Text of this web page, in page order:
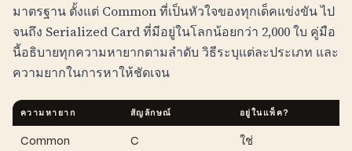
มาตรฐาน ตั้งแต่ Common ที่เป็นหัวใจของทุกเด็คแข่งขัน ไป
จนถึง Serialized Card ที่มีอยู่ในโลกน้อยกว่า 2,000 ใบ คู่มือ
นี้อธิบายทุกความหายากตามลำดับ วิธีระบุแต่ละประเภท และ
ความยากในการหาให้ชัดเจน
ความหายาก สัญลักษณ์ อยู่ในแพ็ค?
Common C ใช่